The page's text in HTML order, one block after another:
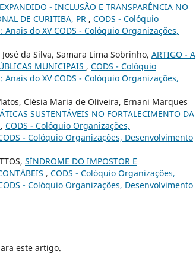
- INCLUSÃO E TRANSPARÊNCIA NO
DE CURITIBA, PR , CODS - Colóquio
do XV CODS - Colóquio Organizações,
da Silva, Samara Lima Sobrinho, ARTIGO - A
MUNICIPAIS , CODS - Colóquio
do XV CODS - Colóquio Organizações,
Clésia Maria de Oliveira, Ernani Marques
SUSTENTÁVEIS NO FORTALECIMENTO DA
, CODS - Colóquio Organizações,
- Colóquio Organizações, Desenvolvimento
SÍNDROME DO IMPOSTOR E
, CODS - Colóquio Organizações,
- Colóquio Organizações, Desenvolvimento
este artigo.